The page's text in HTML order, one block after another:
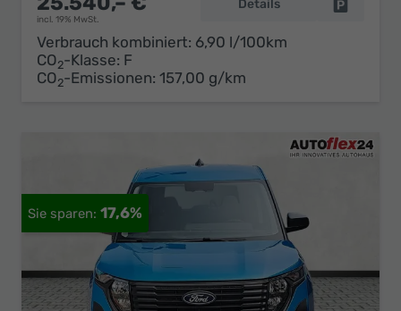
incl. 19% MwSt.
Details
Verbrauch kombiniert: 6,90 l/100km
CO2-Klasse: F
CO2-Emissionen: 157,00 g/km
17,6%